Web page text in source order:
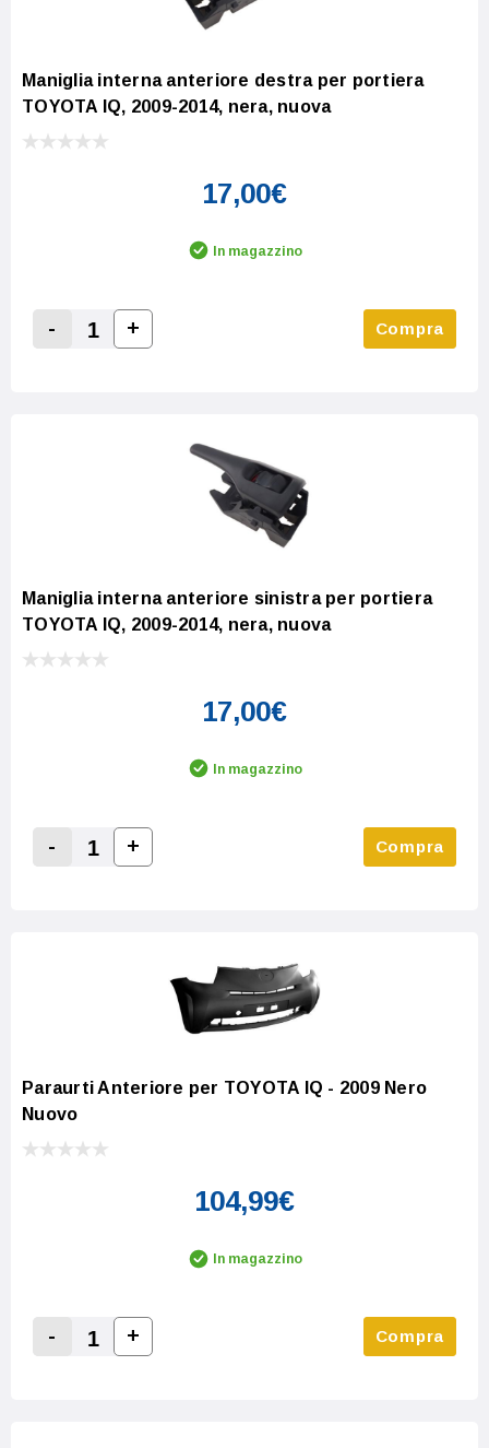
Maniglia interna anteriore destra per portiera
TOYOTA IQ, 2009-2014, nera, nuova
17,00€
In magazzino
Decrease Quantity:
-
Increase Quantity:
+ Compra
Maniglia interna anteriore sinistra per portiera
TOYOTA IQ, 2009-2014, nera, nuova
17,00€
In magazzino
Decrease Quantity:
-
Increase Quantity:
+ Compra
Paraurti Anteriore per TOYOTA IQ - 2009 Nero
Nuovo
104,99€
In magazzino
Decrease Quantity:
-
Increase Quantity:
+ Compra